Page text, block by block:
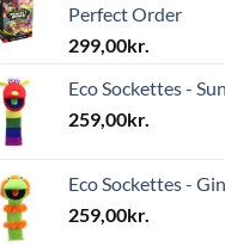
Perfect Order
299,00kr.
Eco Sockettes -
259,00kr.
Eco Sockettes -
259,00kr.